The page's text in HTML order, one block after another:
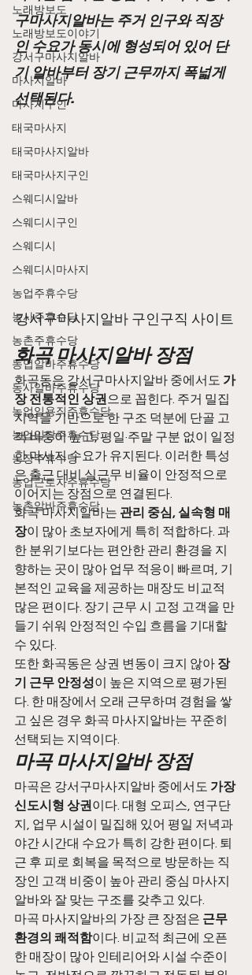
노래방보도
노래방보도이야기
강서구마사지알바
마사지알바
마사지구인
태국마사지
태국마사지알바
태국마사지구인
스웨디시알바
스웨디시구인
스웨디시
스웨디시마사지
농업주휴수당
농사주휴수당
농촌주휴수당
농업알바주휴수당
농사알바주휴수당
농업일용직주휴수당
농업일당주휴수당
농장주휴수당
농업근로자주휴수당
농촌알바주휴수당
구마사지알바는 주거 인구와 직장
인 수요가 동시에 형성되어 있어 단
기 알바부터 장기 근무까지 폭넓게
선택된다.
강서구마사지알바 구인구직 사이트
화곡 마사지알바 장점
화곡동은 강서구마사지알바 중에서도 가
장 전통적인 상권 으로 꼽힌다. 주거 밀집
지역을 기반으로 한 구조 덕분에 단골 고
객 비중이 높고, 평일·주말 구분 없이 일정
한 마사지 수요가 유지된다. 이러한 특성
은 출근 대비 실근무 비율이 안정적으로
이어지는 장점으로 연결된다.
화곡 마사지알바는 관리 중심, 실속형 매
장이 많아 초보자에게 특히 적합하다. 과
한 분위기보다는 편안한 관리 환경을 지
향하는 곳이 많아 업무 적응이 빠르며, 기
본적인 교육을 제공하는 매장도 비교적
많은 편이다. 장기 근무 시 고정 고객을 만
들기 쉬워 안정적인 수입 흐름을 기대할
수 있다.
또한 화곡동은 상권 변동이 크지 않아 장
기 근무 안정성이 높은 지역으로 평가된
다. 한 매장에서 오래 근무하며 경험을 쌓
고 싶은 경우 화곡 마사지알바는 꾸준히
선택되는 지역이다.
마곡 마사지알바 장점
마곡은 강서구마사지알바 중에서도 가장
신도시형 상권 이다. 대형 오피스, 연구단
지, 업무 시설이 밀집해 있어 평일 저녁과
야간 시간대 수요가 특히 강한 편이다. 퇴
근 후 피로 회복을 목적으로 방문하는 직
장인 고객 비중이 높아 관리 중심 마사지
알바와 잘 맞는 구조를 갖추고 있다.
마곡 마사지알바의 가장 큰 장점은 근무
환경의 쾌적함이다. 비교적 최근에 오픈
한 매장이 많아 인테리어와 시설 수준이